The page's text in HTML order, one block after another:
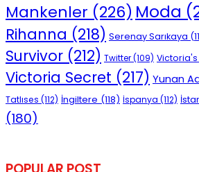
Mankenler (226) Moda
Rihanna (218) Serenay Sarıkaya
Survivor (212) Twitter(109)
Victoria Secret (217) Yunan
Tatlıses (112) İngiltere (118) İspanya (112)
(180)